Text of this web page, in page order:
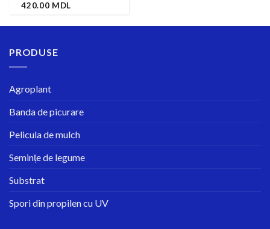
420.00 MDL
PRODUSE
Agroplant
Banda de picurare
Pelicula de mulch
Semințe de legume
Substrat
Spori din propilen cu UV